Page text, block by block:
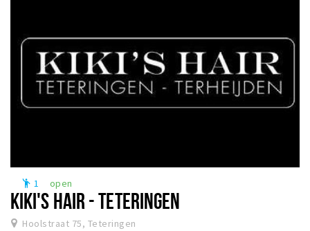
emoji_people 1 open
KIKI'S HAIR - TETERINGEN
Hoolstraat 75, Teteringen